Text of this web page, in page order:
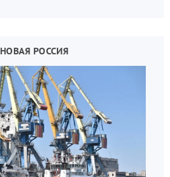
НОВАЯ РОССИЯ